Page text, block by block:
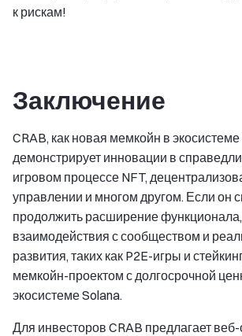
к рискам!
Заключение
CRAB, как новая мемкойн в экосистеме
демонстрирует инновации в
игровом процессе NFT,
управлении и многом другом. Если он
продолжить расширение
взаимодействия с сообществом и
развития, таких как P2E-игры и
мемкойн-проектом с долгосрочной
экосистеме Solana.
Для инвесторов CRAB предлагает